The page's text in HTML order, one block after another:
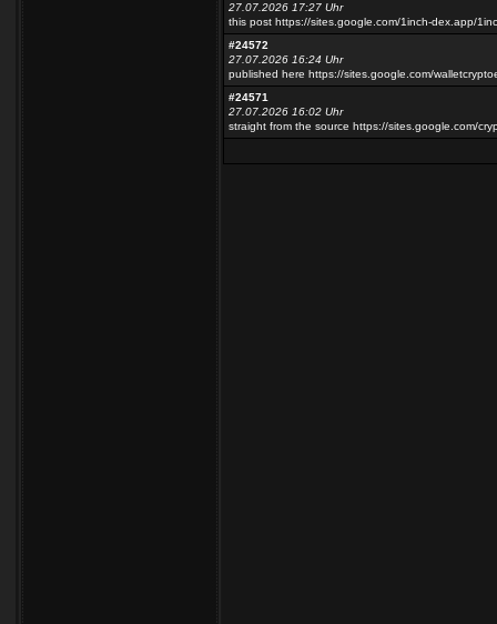
27.07.2026 17:27 Uhr
this post https://sites.google.com/1inch-dex.app/
#24572
27.07.2026 16:24 Uhr
published here https://sites.google.com/
#24571
27.07.2026 16:02 Uhr
straight from the source https://sites.google.com/